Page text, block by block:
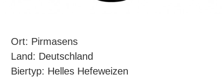
Ort: Pirmasens
Land: Deutschland
Biertyp: Helles Hefeweizen